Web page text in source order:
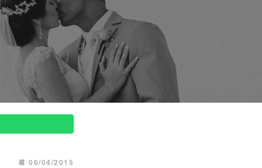
📆 06/04/2015